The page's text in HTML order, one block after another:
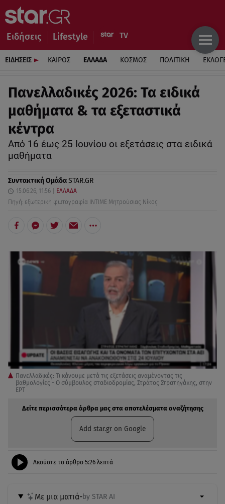
Ειδήσεις Lifestyle
ΕΙΔΗΣΕΙΣ ΚΑΙΡΟΣ ΕΛΛΑΔΑ ΚΟΣΜΟΣ ΠΟΛΙΤΙΚΗ
Πανελλαδικές 2026: Τα ειδικά
μαθήματα & τα εξεταστικά
κέντρα
Από 16 έως 25 Ιουνίου οι εξετάσεις στα ειδικά
μαθήματα
Συντακτική ΟμάδαSTAR.GR
15.06.26, 11:56
ΕΛΛΑΔΑ
Πηγή: εξωτερική φωτογραφία ΙΝΤΙΜΕ Μητρούσιας Νίκος
Πανελλαδικές: Τι κάνουμε μετά τις εξετάσεις αναμένοντας τις
βαθμολογίες - Ο σύμβουλος σταδιοδρομίας, Στράτος Στρατηγάκης, στην
ΕΡΤ
Δείτε περισσότερα άρθρα μας στα αποτελέσματα αναζήτησης
Add star.gr on Google
Ακούστε το άρθρο 5:26 λεπτά
Με μια ματιά-by STAR AI